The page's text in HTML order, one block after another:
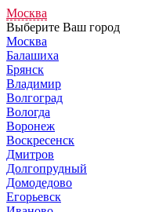
Москва
Выберите Ваш город
Москва
Балашиха
Брянск
Владимир
Волгоград
Вологда
Воронеж
Воскресенск
Дмитров
Долгопрудный
Домодедово
Егорьевск